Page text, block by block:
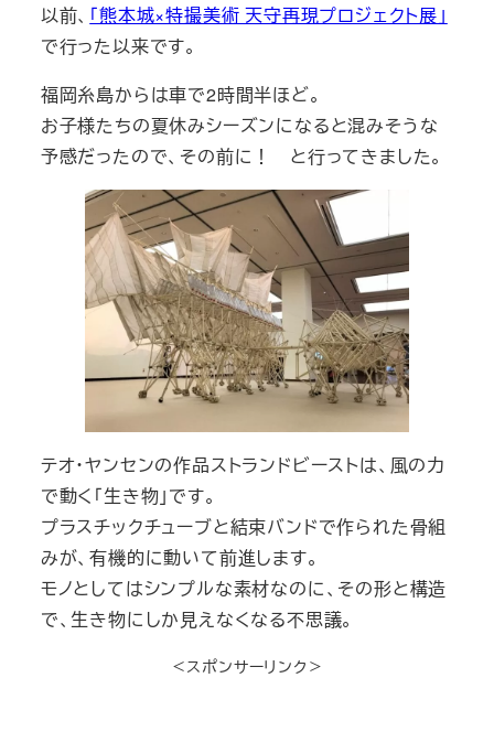
以前、 「熊本城×特撮美術 天守再現プロジェクト展」
で行った以来です。
福岡糸島からは車で2時間半ほど。
お子様たちの夏休みシーズンになると混みそうな
予感だったので、その前に！ と行ってきました。
テオ・ヤンセンの作品ストランドビーストは、風の力
で動く「生き物」です。
プラスチックチューブと結束バンドで作られた骨組
みが、有機的に動いて前進します。
モノとしてはシンプルな素材なのに、その形と構造
で、生き物にしか見えなくなる不思議。
＜スポンサーリンク＞